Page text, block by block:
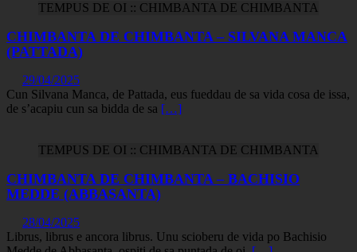
TEMPUS DE OI :: CHIMBANTA DE CHIMBANTA
CHIMBANTA DE CHIMBANTA – SILVANA MANCA
(PATTADA)
29/04/2025
Cun Silvana Manca, de Pattada, eus fueddau de sa vida cosa de issa,
de s’acapiu cun sa bidda de sa […]
TEMPUS DE OI :: CHIMBANTA DE CHIMBANTA
CHIMBANTA DE CHIMBANTA – BACHISIO
MEDDE (ABBASANTA)
28/04/2025
Librus, librus e ancora librus. Unu scioberu de vida po Bachisio